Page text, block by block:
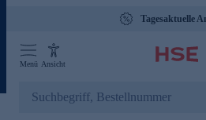
Tagesaktuelle
Menü Ansicht